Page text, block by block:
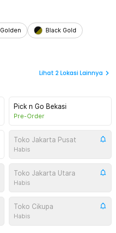
Golden Black Gold
Lihat 2Lokasi Lainnya
Pick n Go Bekasi
Pre-Order
Toko Jakarta Pusat
Habis
Toko Jakarta Utara
Habis
Toko Cikupa
Habis